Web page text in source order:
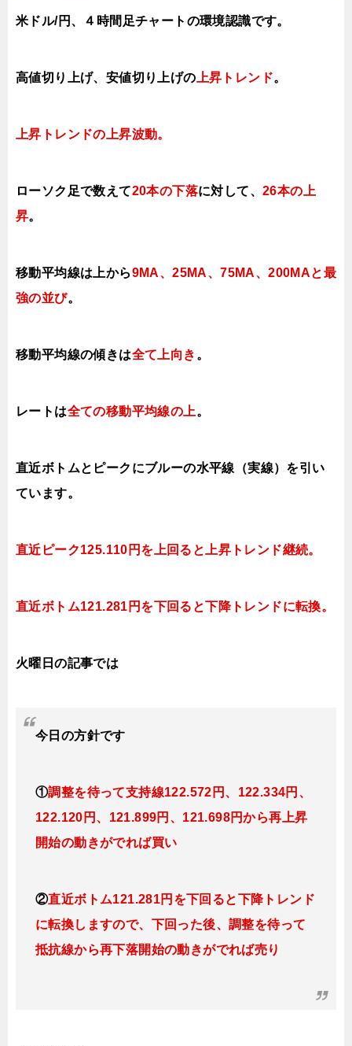
米ドル/円、４時間足チャートの環境認識です。
高値切り上げ、安値切り上げの 上昇トレンド。
上昇トレンドの上昇波動。
ローソク足で数えて20本の下落に対して、26本の上
昇。
移動平均線は上から9MA、25MA、75MA、200MAと最
強の並び。
移動平均線の傾きは全て上向き 。
レートは全ての移動平均線の上。
直近ボトムとピークにブルーの水平線（実線）を引い
ています。
直近ピーク125.110円を上回ると上昇 トレンド継続。
直近ボトム121.281円を下回ると下降トレンドに転換。
火曜日の記事では
今日 の方針です
①調整を待って支持線122.572円、122.334円、
122.120円、121.899円、121.698円から再上昇
開始の動きがでれば買い
②直近ボトム121.281円を下回ると下降トレンド
に転換しますので、下回った後、調整を待って
抵抗線から再下落開始の動きがでれば売り